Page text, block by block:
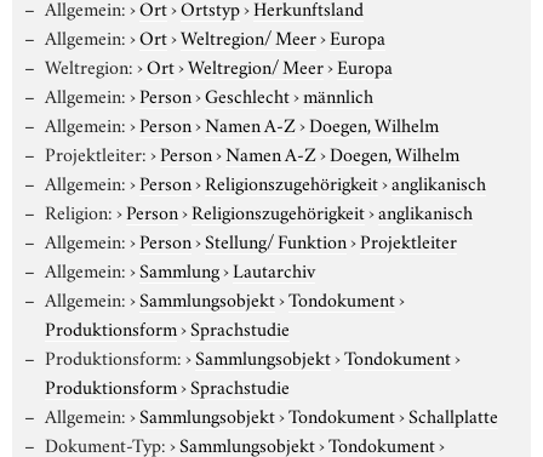
Allgemein:›Ort›Ortstyp›Herkunftsland
Allgemein:›Ort›Weltregion/ Meer›Europa
Weltregion:›Ort›Weltregion/ Meer›Europa
Allgemein:›Person›Geschlecht›männlich
Allgemein:›Person›Namen A-Z›Doegen, Wilhelm
Projektleiter:›Person›Namen A-Z›Doegen, Wilhelm
Allgemein:›Person›Religionszugehörigkeit›anglikanisch
Religion:›Person›Religionszugehörigkeit›anglikanisch
Allgemein:›Person›Stellung/ Funktion›Projektleiter
Allgemein:›Sammlung›Lautarchiv
Allgemein:›Sammlungsobjekt›Tondokument›
Produktionsform›Sprachstudie
Produktionsform:›Sammlungsobjekt›Tondokument›
Produktionsform›Sprachstudie
Allgemein:›Sammlungsobjekt›Tondokument›Schallplatte
Dokument-Typ:›Sammlungsobjekt›Tondokument›